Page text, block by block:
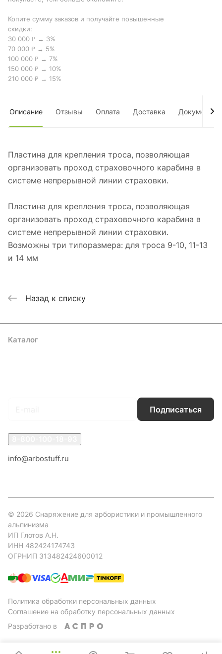
Копите сумму заказов и получайте повышенные
скидки:
30 000 ₽ → 3%
70 000 ₽ → 5%
100 000 ₽ → 7%
150 000 ₽ → 10%
210 000 ₽ → 15%
Описание Отзывы Оплата Доставка Документы
Пластина для крепления троса, позволяющая
организовать проход страховочного карабина в
системе непрерывной линии страховки.
Пластина для крепления троса, позволяющая
организовать проход страховочного карабина в
системе непрерывной линии страховки.
Возможны три типоразмера: для троса 9-10, 11-13
и 14 мм
Назад к списку
Каталог
Подписаться
info@arbostuff.ru
© 2026 Снаряжение для арбористики и промышленного
альпинизма
ИП Глотов А.Н.
ИНН 482424174743
ОГРНИП 313482424600012
Политика обработки персональных данных
Соглашение на обработку персональных данных
Разработано в